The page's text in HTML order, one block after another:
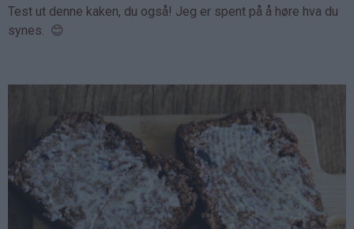
Test ut denne kaken, du også! Jeg er spent på å høre hva du
synes. 😊